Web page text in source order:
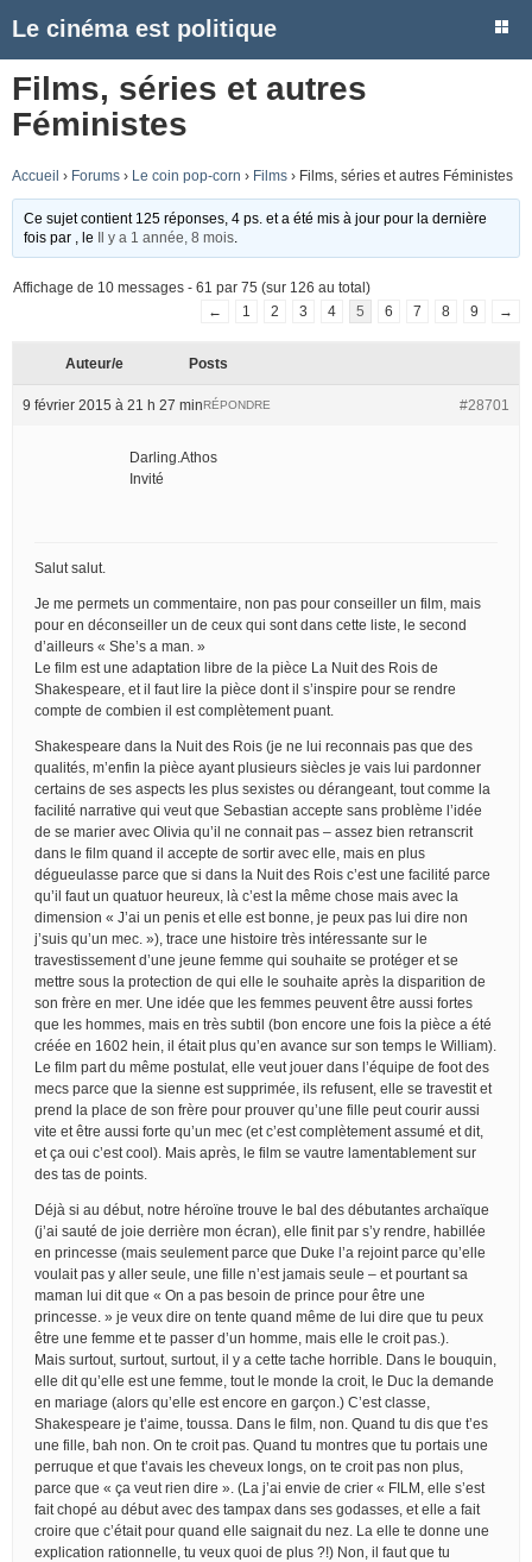
Le cinéma est politique
Films, séries et autres
Féministes
Accueil › Forums › Le coin pop-corn › Films › Films, séries et autres Féministes
Ce sujet contient 125 réponses, 4 ps. et a été mis à jour pour la dernière
fois par
, le Il y a 1 année, 8 mois
Affichage de 10 messages - 61 par 75 (sur 126 au total)
←
1 2 3 4 5 6 7 8 9 →
Auteur/e Posts
9 février 2015 à 21 h 27 min #28701
RÉPONDRE
Darling.Athos
Invité
Salut salut.
Je me permets un commentaire, non pas pour conseiller un film, mais
pour en déconseiller un de ceux qui sont dans cette liste, le second
d’ailleurs « She’s a man. »
Le film est une adaptation libre de la pièce La Nuit des Rois de
Shakespeare, et il faut lire la pièce dont il s’inspire pour se rendre
compte de combien il est complètement puant.
Shakespeare dans la Nuit des Rois (je ne lui reconnais pas que des
qualités, m’enfin la pièce ayant plusieurs siècles je vais lui pardonner
certains de ses aspects les plus sexistes ou dérangeant, tout comme la
facilité narrative qui veut que Sebastian accepte sans problème l’idée
de se marier avec Olivia qu’il ne connait pas – assez bien retranscrit
dans le film quand il accepte de sortir avec elle, mais en plus
dégueulasse parce que si dans la Nuit des Rois c’est une facilité parce
qu’il faut un quatuor heureux, là c’est la même chose mais avec la
dimension « J’ai un penis et elle est bonne, je peux pas lui dire non
j’suis qu’un mec. »), trace une histoire très intéressante sur le
travestissement d’une jeune femme qui souhaite se protéger et se
mettre sous la protection de qui elle le souhaite après la disparition de
son frère en mer. Une idée que les femmes peuvent être aussi fortes
que les hommes, mais en très subtil (bon encore une fois la pièce a été
créée en 1602 hein, il était plus qu’en avance sur son temps le William).
Le film part du même postulat, elle veut jouer dans l’équipe de foot des
mecs parce que la sienne est supprimée, ils refusent, elle se travestit et
prend la place de son frère pour prouver qu’une fille peut courir aussi
vite et être aussi forte qu’un mec (et c’est complètement assumé et dit,
et ça oui c’est cool). Mais après, le film se vautre lamentablement sur
des tas de points.
Déjà si au début, notre héroïne trouve le bal des débutantes archaïque
(j’ai sauté de joie derrière mon écran), elle finit par s’y rendre, habillée
en princesse (mais seulement parce que Duke l’a rejoint parce qu’elle
voulait pas y aller seule, une fille n’est jamais seule – et pourtant sa
maman lui dit que « On a pas besoin de prince pour être une
princesse. » je veux dire on tente quand même de lui dire que tu peux
être une femme et te passer d’un homme, mais elle le croit pas.).
Mais surtout, surtout, surtout, il y a cette tache horrible. Dans le bouquin,
elle dit qu’elle est une femme, tout le monde la croit, le Duc la demande
en mariage (alors qu’elle est encore en garçon.) C’est classe,
Shakespeare je t’aime, toussa. Dans le film, non. Quand tu dis que t’es
une fille, bah non. On te croit pas. Quand tu montres que tu portais une
perruque et que t’avais les cheveux longs, on te croit pas non plus,
parce que « ça veut rien dire ». (La j’ai envie de crier « FILM, elle s’est
fait chopé au début avec des tampax dans ses godasses, et elle a fait
croire que c’était pour quand elle saignait du nez. La elle te donne une
explication rationnelle, tu veux quoi de plus ?!) Non, il faut que tu